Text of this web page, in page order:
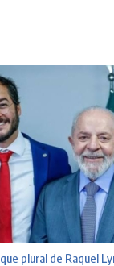
plural de Raquel